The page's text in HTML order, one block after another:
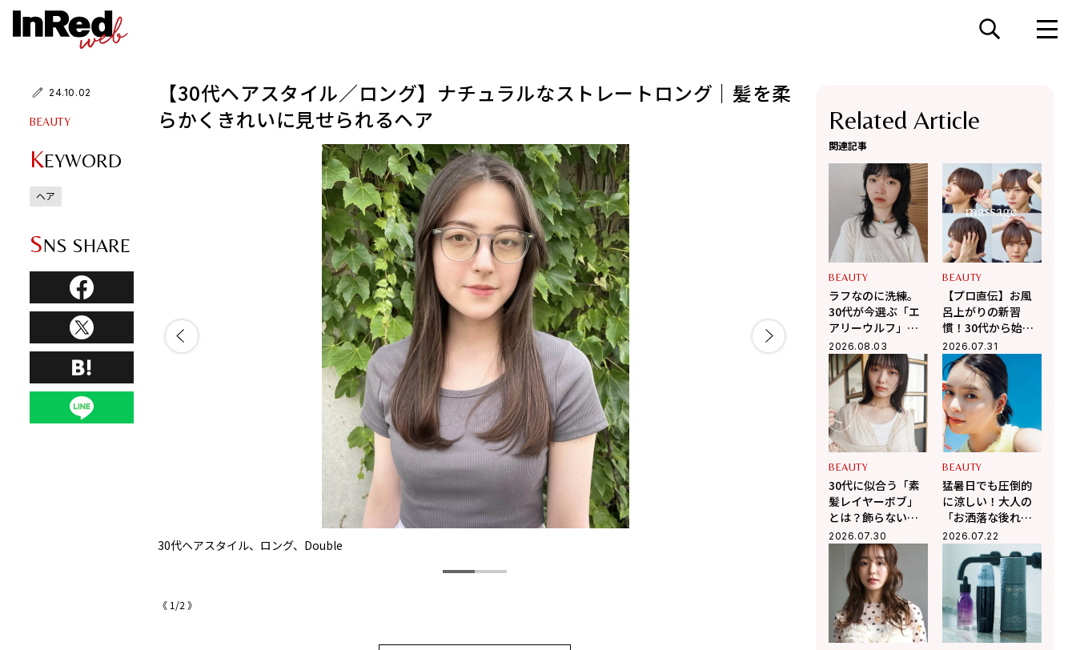
【30代ヘアスタイル／ロング】ナチュラルなストレートロング｜髪を柔
らかくきれいに見せられるヘア
30代ヘアスタイル、ロング、Double 30代ヘアスタイル、ロング、Double
《 1 /2 》
24.10.02
BEAUTY
KEYWORD
ヘア
SNS SHARE
Related Article
関連記事
BEAUTY
ラフなのに洗練。
30代が今選ぶ「エ
アリーウルフ」で
叶える、力の抜け
たレイヤースタイ
ル
2026.08.03
BEAUTY
【プロ直伝】お風
呂上がりの新習
慣！30代から始め
る「セルフ頭皮マ
ッサージ」で顔ま
わりスッキリ、た
るみ・抜け毛を徹
底ケア
2026.07.31
BEAUTY
30代に似合う「素
髪レイヤーボブ」
とは？飾らないの
に一気にお洒落見
えする大人ヘア
2026.07.30
BEAUTY
猛暑日でも圧倒的
に涼しい！大人の
「お洒落な後れ
毛」で魅せるまと
め髪の作り方
2026.07.22